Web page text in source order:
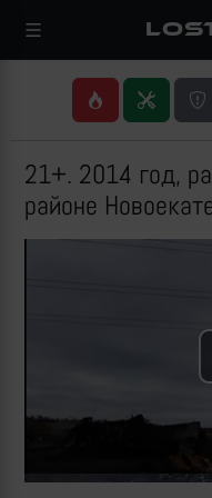
21+. 2014 год,
районе